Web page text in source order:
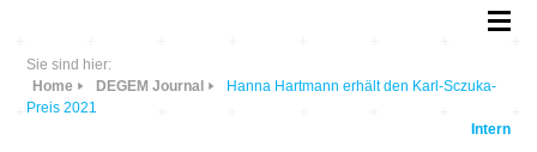
Sie sind hier:
Home
DEGEM Journal
Hanna Hartmann erhält den Karl-Sczuka-
Preis 2021
Intern